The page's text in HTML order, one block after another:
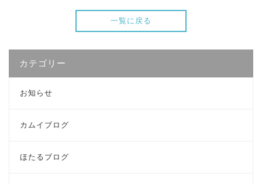
一覧に戻る
カテゴリー
お知らせ
カムイブログ
ほたるブログ